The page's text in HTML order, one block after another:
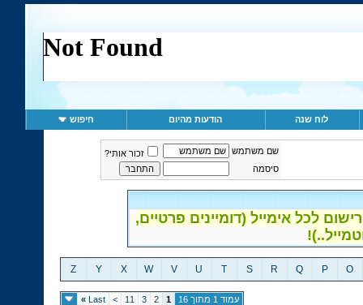
לוח שנה הודעות מהיום חיפוש
שם משתמש
זכור אותי?
סיסמה
לכל אימייל (דומיינים פרטיים,
O
P
Q
R
S
T
U
V
W
X
Y
Z
עמוד 1 מתוך 16 1
2
3
11
>
Last
»